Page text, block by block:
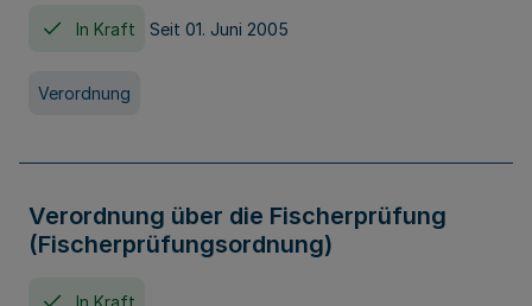
In Kraft Seit 01. Juni 2005
Verordnung
Verordnung über die Fischerprüfung
(Fischerprüfungsordnung)
In Kraft